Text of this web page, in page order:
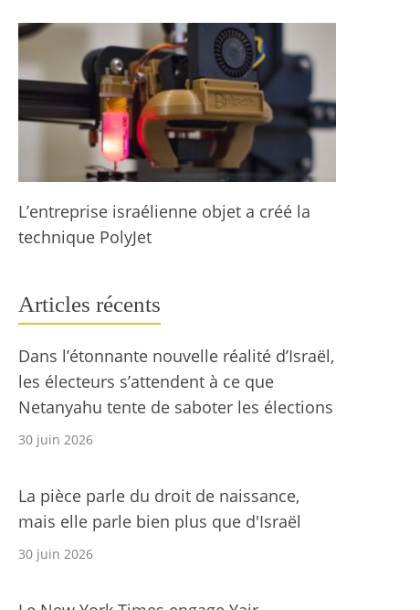
L’entreprise israélienne objet a créé la
technique PolyJet
Articles récents
Dans l’étonnante nouvelle réalité d’Israël,
les électeurs s’attendent à ce que
Netanyahu tente de saboter les élections
30 juin 2026
La pièce parle du droit de naissance,
mais elle parle bien plus que d'Israël
30 juin 2026